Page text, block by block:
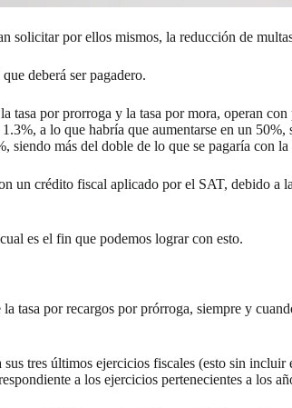
por ellos mismos, la reducción de
deberá ser pagadero.
por prorroga y la tasa por mora, operan
a lo que habría que aumentarse en un
más del doble de lo que se pagaría con
un crédito fiscal aplicado por el SAT, debido a
es el fin que podemos lograr con esto.
tasa por recargos por prórroga, siempre y
tres últimos ejercicios fiscales (esto sin
a los ejercicios pertenecientes a los